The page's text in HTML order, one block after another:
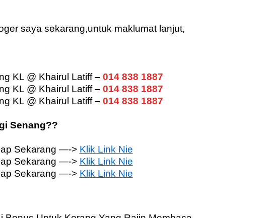
saya sekarang,untuk maklumat lanjut,
KL @ Khairul Latiff– 014 838 1887
KL @ Khairul Latiff– 014 838 1887
KL @ Khairul Latiff– 014 838 1887
Senang??
Sekarang —-> Klik Link Nie
Sekarang —-> Klik Link Nie
Sekarang —-> Klik Link Nie